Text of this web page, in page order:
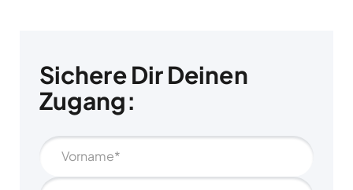
Sichere DirDeinen
Zugang: